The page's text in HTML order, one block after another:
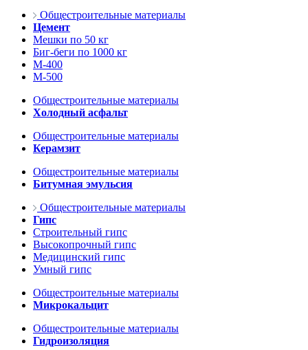
Общестроительные материалы
Цемент
Мешки по 50 кг
Биг-беги по 1000 кг
М-400
М-500
Общестроительные материалы
Холодный асфальт
Общестроительные материалы
Керамзит
Общестроительные материалы
Битумная эмульсия
Общестроительные материалы
Гипс
Строительный гипс
Высокопрочный гипс
Медицинский гипс
Умный гипс
Общестроительные материалы
Микрокальцит
Общестроительные материалы
Гидроизоляция